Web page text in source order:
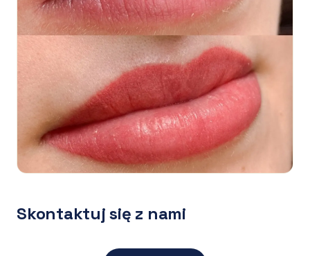
Skontaktuj się z nami